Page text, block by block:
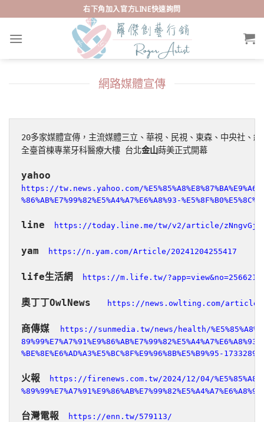
to
content
右下角加入官方LINE快速詢問
網路媒體宣傳
20多家媒體宣傳，主流媒體三立、華視、民視、東森、中央社、
全臺首棟專業牙科醫療大樓 台北金山蒔美正式開幕
yahoo
https://tw.news.yahoo.com/
%86%AB%E7%99%82%E5%A4%A7%E6%A8%93-
line https://today.line.me/tw/v2/article/zNngvGj
yam https://n.yam.com/Article/20241204255417
life生活網 https://m.life.tw/?app=view&no=2566216
奧丁丁OwlNews https://news.owlting.com/articles/
商傳媒
https://sunmedia.tw/news/health/
%BE%8E%E6%AD%A3%E5%BC%8F%E9%96%8B%E5%B9%95-
火報
https://firenews.com.tw/2024/12/04/
台灣電報 https://enn.tw/579113/